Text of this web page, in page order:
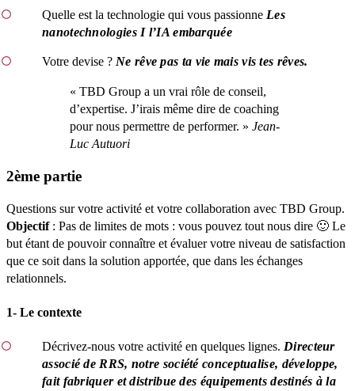
Quelle est la technologie qui vous passionne Les
nanotechnologies I l’IA embarquée
Votre devise ? Ne rêve pas ta vie mais vis tes rêves.
« TBD Group a un vrai rôle de conseil,
d’expertise. J’irais même dire de coaching
pour nous permettre de performer. » Jean-
Luc Autuori
2ème partie
Questions sur votre activité et votre collaboration avec TBD Group.
Objectif : Pas de limites de mots : vous pouvez tout nous dire 🙂 Le
but étant de pouvoir connaître et évaluer votre niveau de satisfaction
que ce soit dans la solution apportée, que dans les échanges
relationnels.
1- Le contexte
Décrivez-nous votre activité en quelques lignes. Directeur
associé de RRS, notre société conceptualise, développe,
fait fabriquer et distribue des équipements destinés à la